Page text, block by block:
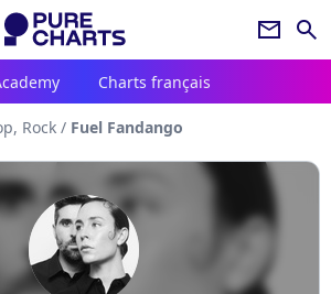
newsletter search
Charts français
Rock / Fuel Fandango